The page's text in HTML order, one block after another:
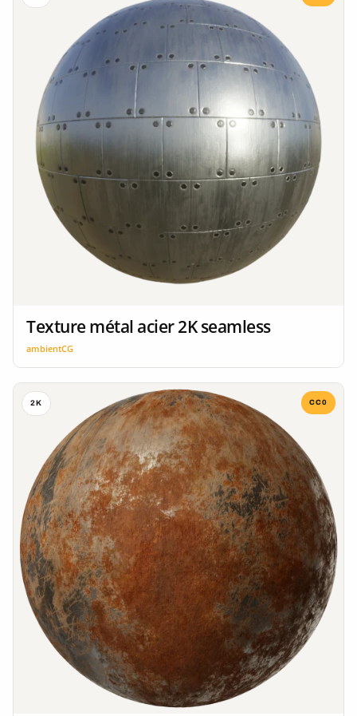
Texture métal acier 2K seamless
ambientCG
2K CC0